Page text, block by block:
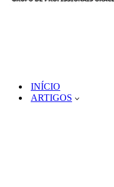
INÍCIO
ARTIGOS